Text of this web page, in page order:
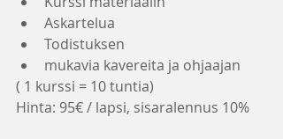
Askartelua
Todistuksen
mukavia kavereita ja ohjaajan
( 1 kurssi = 10 tuntia)
Hinta: 95€ / lapsi, sisaralennus 10%